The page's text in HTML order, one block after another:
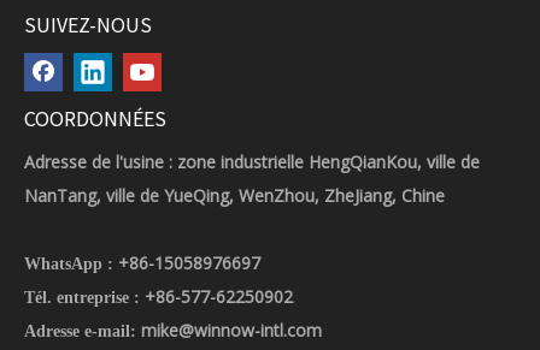
SUIVEZ-NOUS
COORDONNÉES
Adresse de l'usine : zone industrielle HengQianKou, ville de
NanTang, ville de YueQing, WenZhou, ZheJiang, Chine
WhatsApp : +86-15058976697
Tél. entreprise : +86-577-62250902
Adresse e-mail: mike@winnow-intl.com